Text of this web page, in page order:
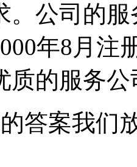
。公司的
年8月注
质的服务
答案我们